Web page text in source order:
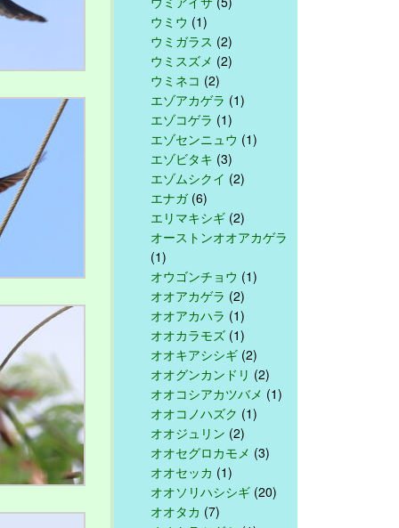
ウミウ (1)
ウミガラス (2)
ウミスズメ (2)
ウミネコ (2)
エゾアカゲラ (1)
エゾコゲラ (1)
エゾセンニュウ (1)
エゾビタキ (3)
エゾムシクイ (2)
エナガ(6)
エリマキシギ (2)
オーストンオオアカゲラ
(1)
オウゴンチョウ (1)
オオアカゲラ (2)
オオアカハラ (1)
オオカラモズ (1)
オオキアシシギ (2)
オオグンカンドリ (2)
オオコシアカツバメ (1)
オオコノハズク (1)
オオジュリン (2)
オオセグロカモメ (3)
オオセッカ (1)
オオソリハシシギ (20)
オオタカ (7)